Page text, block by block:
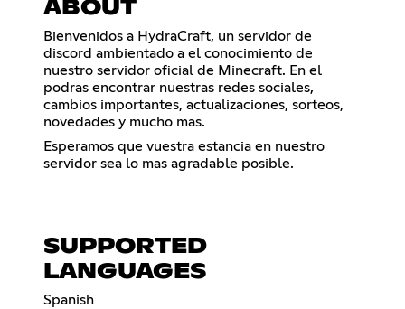
ABOUT
Bienvenidos a HydraCraft, un servidor de
discord ambientado a el conocimiento de
nuestro servidor oficial de Minecraft. En el
podras encontrar nuestras redes sociales,
cambios importantes, actualizaciones, sorteos,
novedades y mucho mas.
Esperamos que vuestra estancia en nuestro
servidor sea lo mas agradable posible.
SUPPORTED
LANGUAGES
Spanish